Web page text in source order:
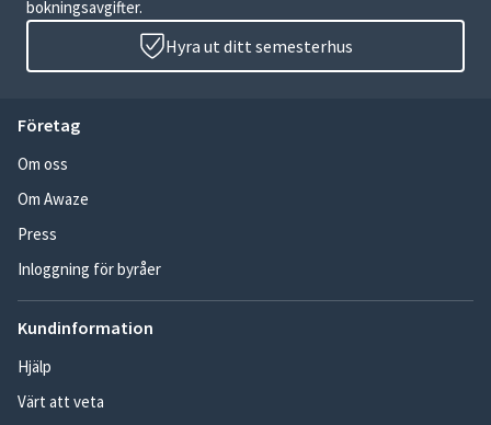
bokningsavgifter.
Hyra ut ditt semesterhus
Företag
Om oss
Om Awaze
Press
Inloggning för byråer
Kundinformation
Hjälp
Värt att veta